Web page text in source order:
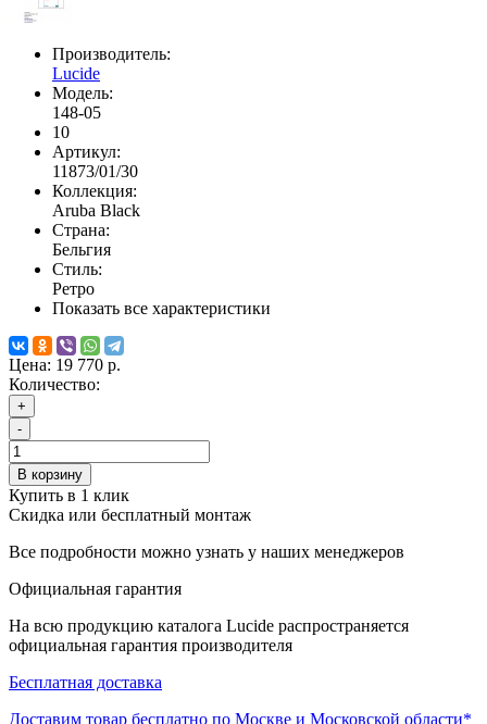
Производитель:
Lucide
Модель:
148-05
10
Артикул:
11873/01/30
Коллекция:
Aruba Black
Страна:
Бельгия
Стиль:
Ретро
Показать все характеристики
Цена: 19 770 р.
Количество:
+
-
В корзину
Купить в 1 клик
Скидка или бесплатный монтаж
Все подробности можно узнать у наших менеджеров
Официальная гарантия
На всю продукцию каталога Lucide распространяется
официальная гарантия производителя
Бесплатная доставка
Доставим товар бесплатно по Москве и Московской области*